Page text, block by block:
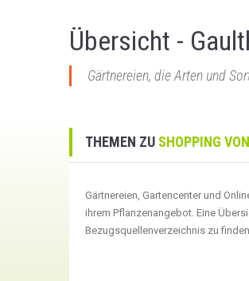
Übersicht -
Gärtnereien, die Arten und
THEMEN ZU SHOPPING
Gärtnereien, Gartencenter und
ihrem Pflanzenangebot. Eine
Bezugsquellenverzeichnis zu